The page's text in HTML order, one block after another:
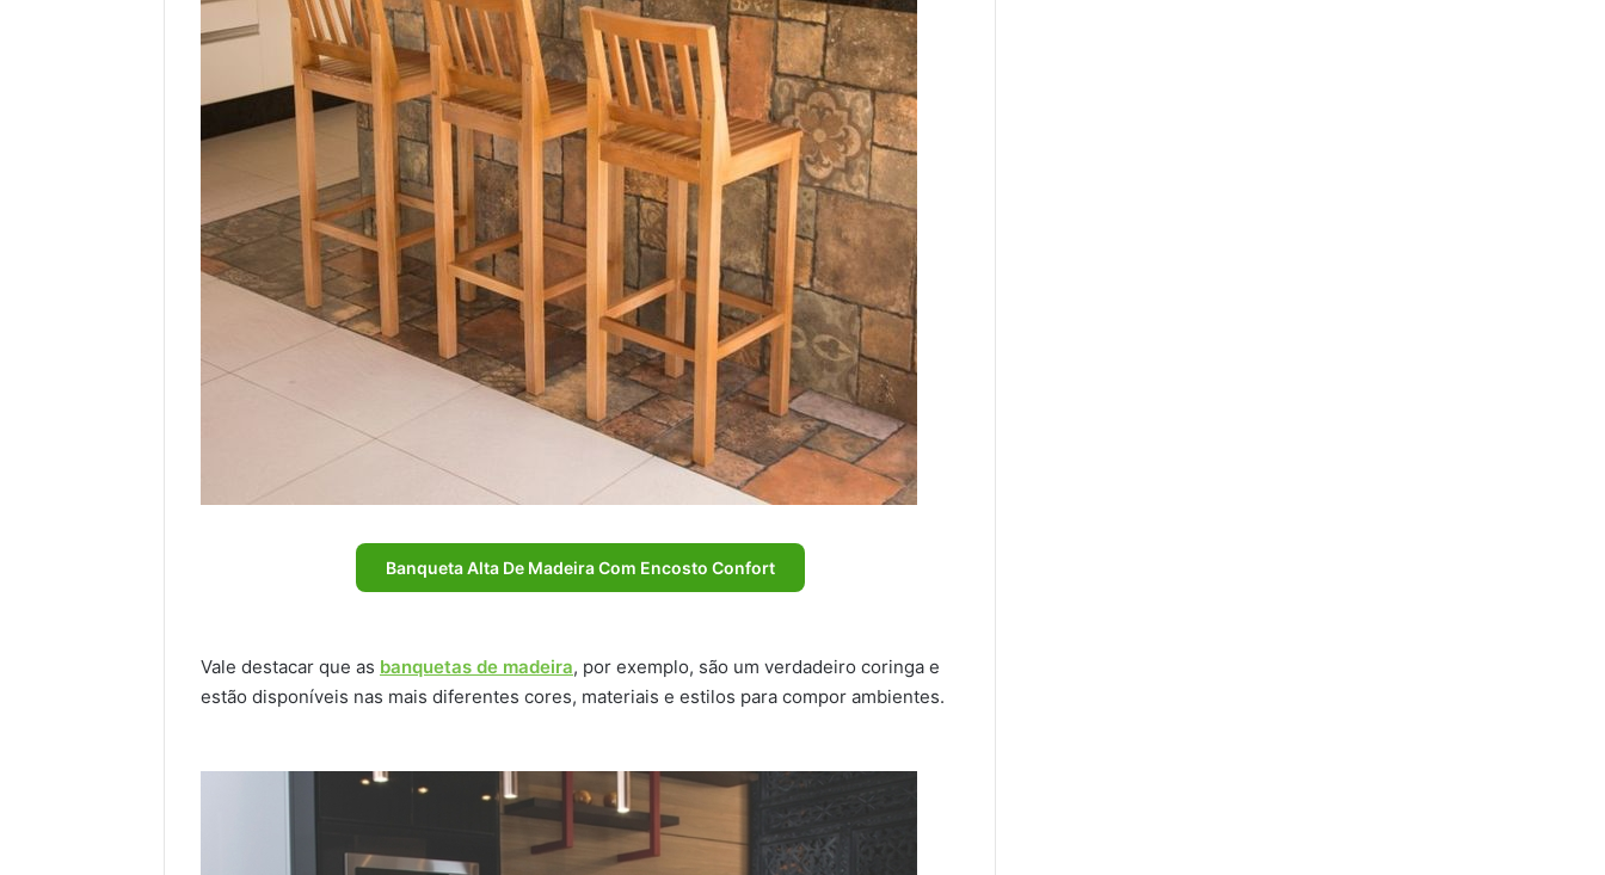
Banqueta Alta De Madeira Com Encosto Confort
Vale destacar que as banquetas de madeira, por exemplo, são um verdadeiro coringa e
estão disponíveis nas mais diferentes cores, materiais e estilos para compor ambientes.